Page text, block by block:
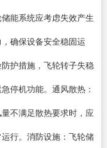
能系统应考虑失效产生
确保设备安全稳固运
护措施，飞轮转子失稳
停机功能。通风散热：
不满足散热要求时，应
行。消防设施：飞轮储